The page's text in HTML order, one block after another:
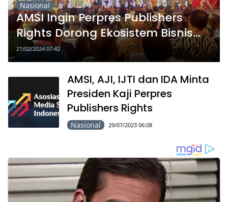
Nasional
AMSI Ingin Perpres Publishers
Rights Dorong Ekosistem Bisnis
Media jadi Lebih Baik
21/02/2024 07:42
AMSI, AJI, IJTI dan IDA Minta
Presiden Kaji Perpres
Publishers Rights
Nasional 29/07/2023 06:08